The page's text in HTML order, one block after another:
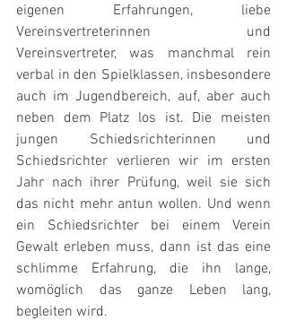
eigenen Erfahrungen, liebe
Vereinsvertreterinnen und
Vereinsvertreter, was manchmal rein
verbal in den Spielklassen, insbesondere
auch im Jugendbereich, auf, aber auch
neben dem Platz los ist. Die meisten
jungen Schiedsrichterinnen und
Schiedsrichter verlieren wir im ersten
Jahr nach ihrer Prüfung, weil sie sich
das nicht mehr antun wollen. Und wenn
ein Schiedsrichter bei einem Verein
Gewalt erleben muss, dann ist das eine
schlimme Erfahrung, die ihn lange,
womöglich das ganze Leben lang,
begleiten wird.